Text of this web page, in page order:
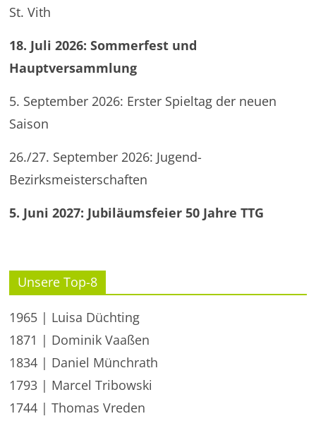
St. Vith
18. Juli 2026: Sommerfest und
Hauptversammlung
5. September 2026: Erster Spieltag der neuen
Saison
26./27. September 2026: Jugend-
Bezirksmeisterschaften
5. Juni 2027: Jubiläumsfeier 50 Jahre TTG
Unsere Top-8
1965 | Luisa Düchting
1871 | Dominik Vaaßen
1834 | Daniel Münchrath
1793 | Marcel Tribowski
1744 | Thomas Vreden